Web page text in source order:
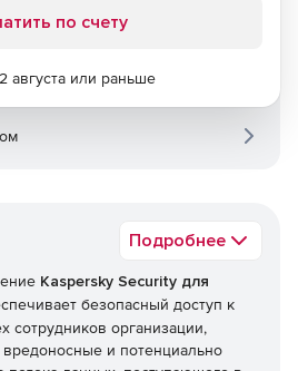
Подробнее
Kaspersky Security для
безопасный доступ к
сотрудников организации,
вредоносные и потенциально
по счету
августа или раньше